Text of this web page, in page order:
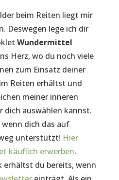
beim Reiten liegt mir
Deswegen lege ich dir
Wundermittel
Herz, wo du noch viele
zum Einsatz deiner
Reiten erhältst und
meiner inneren
dich auswählen kannst.
dich das auf
unterstützt! Hier
käuflich erwerben.
erhältst du bereits, wenn